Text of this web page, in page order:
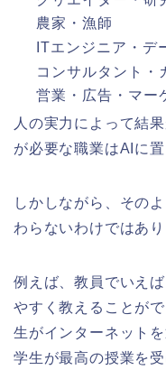
農家・漁師
ITエンジニア・デ
コンサルタント・
営業・広告・マー
人の実力によって結
が必要な職業はAIに
しかしながら、その
わらないわけではあり
例えば、教員でいえ
やすく教えることが
生がインターネット
学生が最高の授業を